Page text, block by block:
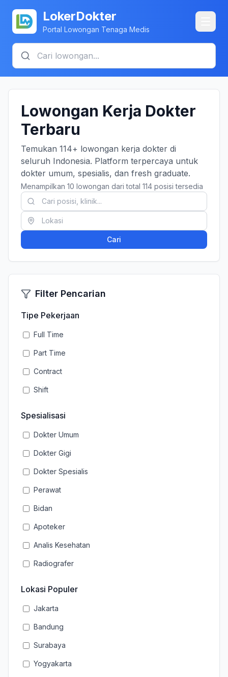
LokerDokter
Portal Lowongan Tenaga Medis
Lowongan Kerja Dokter
Terbaru
Temukan 114+ lowongan kerja dokter di
seluruh Indonesia. Platform terpercaya untuk
dokter umum, spesialis, dan fresh graduate.
Menampilkan 10 lowongan dari total 114 posisi tersedia
Cari
Filter Pencarian
Tipe Pekerjaan
Full Time
Part Time
Contract
Shift
Spesialisasi
Dokter Umum
Dokter Gigi
Dokter Spesialis
Perawat
Bidan
Apoteker
Analis Kesehatan
Radiografer
Lokasi Populer
Jakarta
Bandung
Surabaya
Yogyakarta